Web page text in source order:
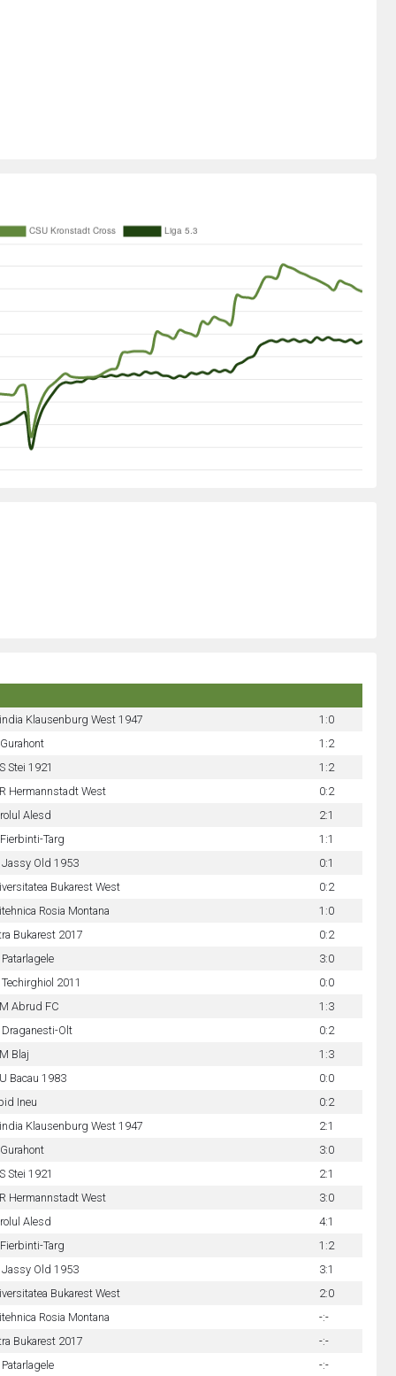
Klausenburg West 1947
1:0
1:2
Stei 1921
1:2
Hermannstadt West
0:2
Alesd
2:1
Targ
1:1
Jassy Old 1953
0:1
Bukarest West
0:2
Rosia Montana
1:0
Bukarest 2017
0:2
Patarlagele
3:0
Techirghiol 2011
0:0
Abrud FC
1:3
Draganesti-Olt
0:2
Blaj
1:3
Bacau 1983
0:0
Ineu
0:2
Klausenburg West 1947
2:1
3:0
Stei 1921
2:1
Hermannstadt West
3:0
Alesd
4:1
Targ
1:2
Jassy Old 1953
3:1
Bukarest West
2:0
Rosia Montana
-:-
Bukarest 2017
-:-
Patarlagele -:-